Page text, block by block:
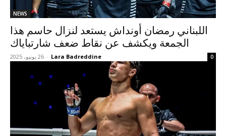
NEWS
اللبناني رمضان أونداش يستعد لنزال حاسم هذا
الجمعة ويكشف عن نقاط ضعف شارتباياك
Lara Badreddine
- 26 يونيو، 2025 0